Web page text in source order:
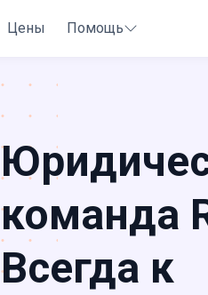
Цены Помощь
команда
Всегда к